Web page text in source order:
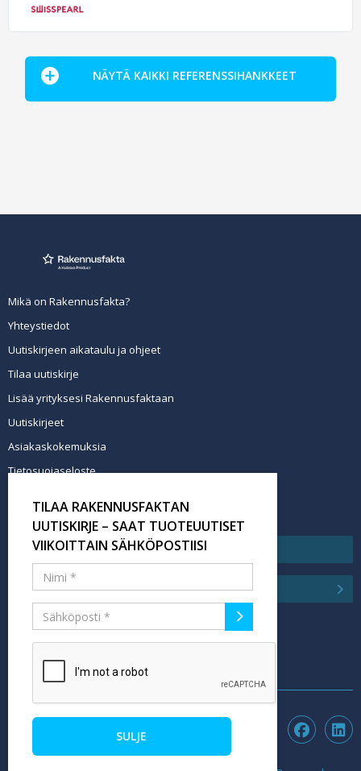
NÄYTÄ KAIKKI REFERENSSIHANKKEET
Mikä on Rakennusfakta?
Yhteystiedot
Uutiskirjeen aikataulu ja ohjeet
Tilaa uutiskirje
Lisää yrityksesi Rakennusfaktaan
Uutiskirjeet
Asiakaskokemuksia
Tietosuojaseloste
Tilaa uutiskirje
TILAA RAKENNUSFAKTAN
UUTISKIRJE – SAAT TUOTEUUTISET
VIIKOITTAIN SÄHKÖPOSTIISI
SULJE